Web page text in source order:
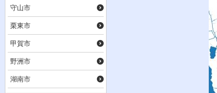
守山市
栗東市
甲賀市
野洲市
湖南市